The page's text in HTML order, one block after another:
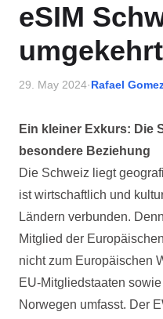
eSIM
umgekehrt
29. May 2024·Rafael
Ein kleiner Exkurs: Die
besondere Beziehung
Die Schweiz liegt
ist wirtschaftlich und
Ländern verbunden.
Mitglied der
nicht zum Europäischen
EU-Mitgliedstaaten
Norwegen umfasst. Der